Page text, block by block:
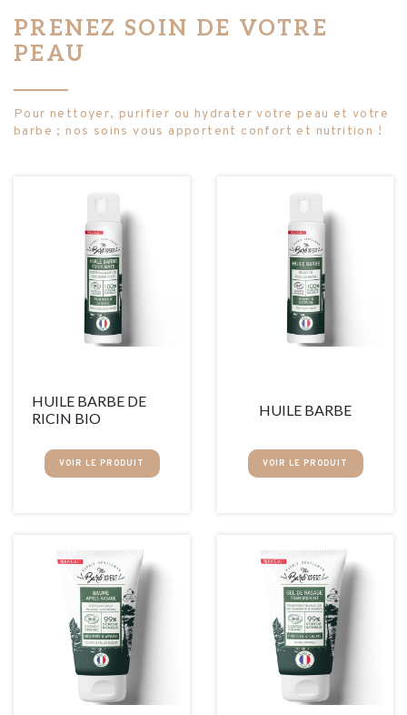
PRENEZ SOIN DE VOTRE
PEAU
Pour nettoyer, purifier ou hydrater votre peau et votre
barbe ; nos soins vous apportent confort et nutrition !
HUILE BARBE DE
RICIN BIO
VOIR LE PRODUIT
HUILE BARBE
VOIR LE PRODUIT